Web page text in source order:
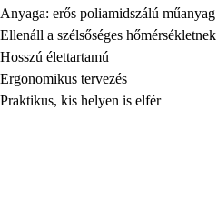
Anyaga: erős poliamidszálú műanyag
Ellenáll a szélsőséges hőmérsékletnek
Hosszú élettartamú
Ergonomikus tervezés
Praktikus, kis helyen is elfér